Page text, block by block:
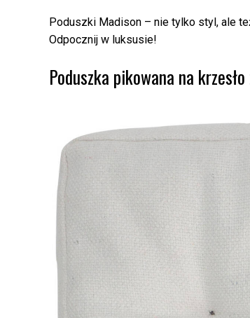
Poduszki Madison – nie tylko styl, ale
Odpocznij w luksusie!
Poduszka pikowana na